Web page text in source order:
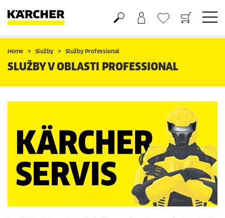
Nákupný košík
Obľúbené produkty
Home Služby Služby Professional
SLUŽBY V OBLASTI PROFESSIONAL